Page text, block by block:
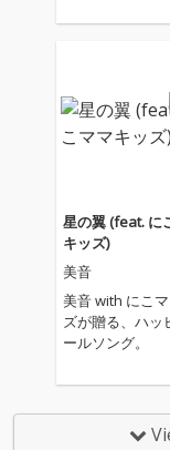
星の翼 (feat. に
キッズ)
美音
美音 with にこ
ズが贈る、ハッ
ールソング。